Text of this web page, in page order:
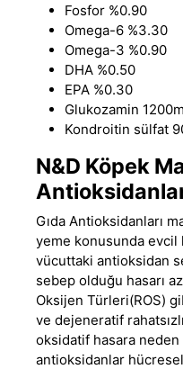
Fosfor %0.90
Omega-6 %3.30
Omega-3 %0.90
DHA %0.50
EPA %0.30
Glukozamin
Kondroitin sülfat
N&D Köpek
Gıda Antioksidanları
yeme konusunda evcil
vücuttaki antioksidan
sebep olduğu hasarı
Oksijen Türleri(ROS)
ve dejeneratif
oksidatif hasara
antioksidanlar